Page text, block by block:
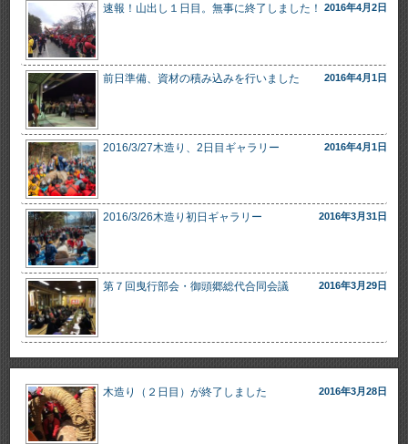
速報！山出し１日目。無事に終了しました！ 2016年4月2日
前日準備、資材の積み込みを行いました 2016年4月1日
2016/3/27木造り、2日目ギャラリー 2016年4月1日
2016/3/26木造り初日ギャラリー 2016年3月31日
第７回曳行部会・御頭郷総代合同会議 2016年3月29日
木造り（２日目）が終了しました 2016年3月28日